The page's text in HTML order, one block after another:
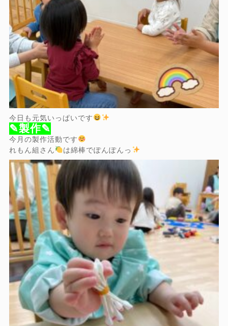
今日も元気いっぱいです
✎製作✎
今月の製作活動です
れもん組さん
は綿棒でぽんぽんっ